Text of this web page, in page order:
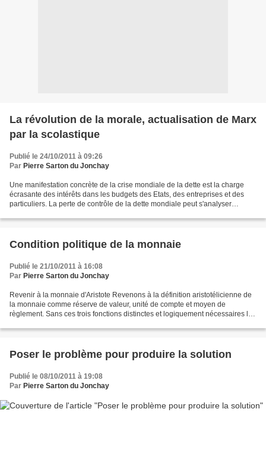
La révolution de la morale, actualisation de Marx
par la scolastique
Publié le 24/10/2011 à 09:26
Par Pierre Sarton du Jonchay
Une manifestation concrète de la crise mondiale de la dette est la charge
écrasante des intérêts dans les budgets des Etats, des entreprises et des
particuliers. La perte de contrôle de la dette mondiale peut s'analyser
Condition politique de la monnaie
Publié le 21/10/2011 à 16:08
Par Pierre Sarton du Jonchay
Revenir à la monnaie d'Aristote Revenons à la définition aristotélicienne de
la monnaie comme réserve de valeur, unité de compte et moyen de
règlement. Sans ces trois fonctions distinctes et logiquement nécessaires les
Poser le problème pour produire la solution
Publié le 08/10/2011 à 19:08
Par Pierre Sarton du Jonchay